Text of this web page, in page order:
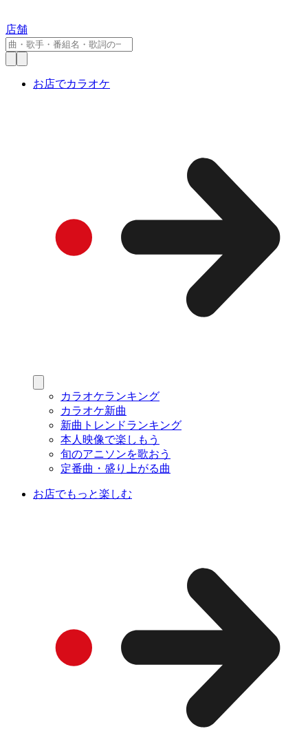
店舗
お店でカラオケ
カラオケランキング
カラオケ新曲
新曲トレンドランキング
本人映像で楽しもう
旬のアニソンを歌おう
定番曲・盛り上がる曲
お店でもっと楽しむ